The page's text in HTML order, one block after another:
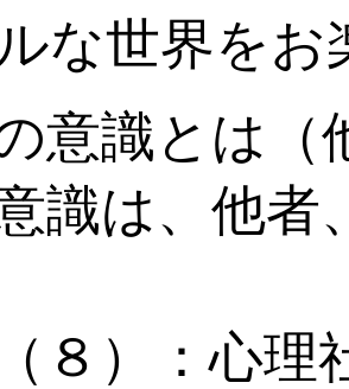
な世界を
の意識とは
識は、他者
（８）：心